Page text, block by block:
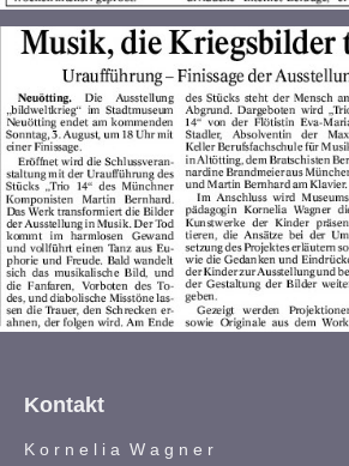
Kontakt
K o r n e l i a W a g n e r